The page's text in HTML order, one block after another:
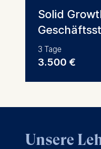
Solid
3 Tage
3.500 €
Unsere